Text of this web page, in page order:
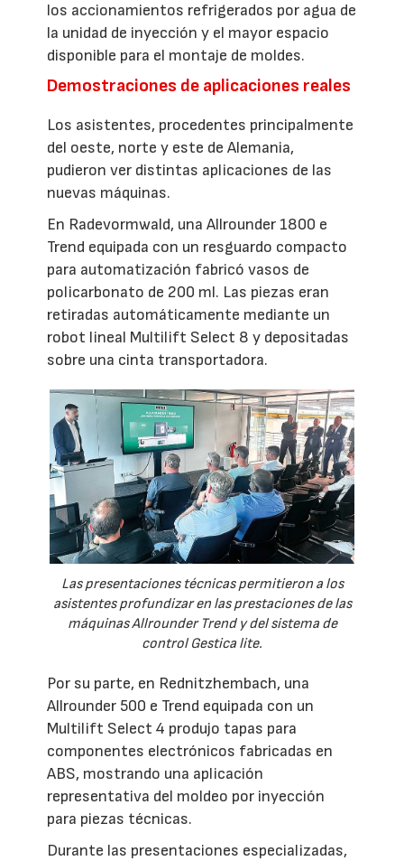
los accionamientos refrigerados por agua de
la unidad de inyección y el mayor espacio
disponible para el montaje de moldes.
Demostraciones de aplicaciones reales
Los asistentes, procedentes principalmente
del oeste, norte y este de Alemania,
pudieron ver distintas aplicaciones de las
nuevas máquinas.
En Radevormwald, una Allrounder 1800 e
Trend equipada con un resguardo compacto
para automatización fabricó vasos de
policarbonato de 200 ml. Las piezas eran
retiradas automáticamente mediante un
robot lineal Multilift Select 8 y depositadas
sobre una cinta transportadora.
Las presentaciones técnicas permitieron a los
asistentes profundizar en las prestaciones de las
máquinas Allrounder Trend y del sistema de
control Gestica lite.
Por su parte, en Rednitzhembach, una
Allrounder 500 e Trend equipada con un
Multilift Select 4 produjo tapas para
componentes electrónicos fabricadas en
ABS, mostrando una aplicación
representativa del moldeo por inyección
para piezas técnicas.
Durante las presentaciones especializadas,